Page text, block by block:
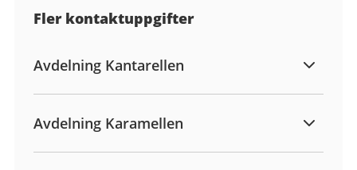
Fler kontaktuppgifter
Avdelning Kantarellen
Avdelning Karamellen